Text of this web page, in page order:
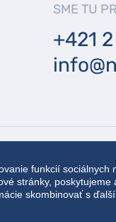
funkcií
stránky,
skombinovať s
SME TU
+421